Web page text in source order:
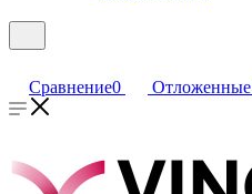
Сравнение0 Отложенные